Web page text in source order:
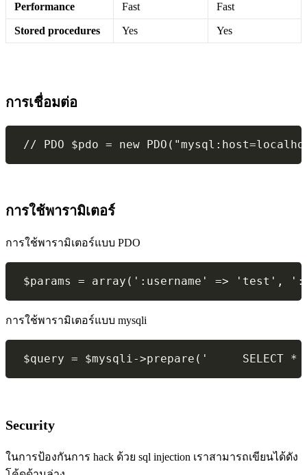
Performance Fast Fast
Stored procedures Yes Yes
การเชื่อมต่อ
// PDO $pdo = new
การใช้พารามิเตอร์
การใช้พารามิเตอร์แบบ PDO
$params = array(':username' => 'test',
การใช้พารามิเตอร์แบบ mysqli
$query = $mysqli->prepare('
Security
ในการป้องกันการ hack ด้วย sql injection เราสามารถเขียนได้ดัง